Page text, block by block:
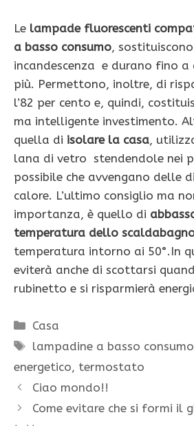
Le lampade fluorescenti
a basso consumo,
incandescenza e durano fino
più. Permettono, inoltre, di
l’82 per cento e, quindi,
ma intelligente investimento.
quella di isolare la casa,
lana di vetro stendendole nei
possibile che avvengano delle
calore. L’ultimo consiglio ma
importanza, è quello di
temperatura dello
temperatura intorno ai 50°.In
eviterà anche di scottarsi
rubinetto e si risparmierà
Categorie
Casa
Tag
lampadine a basso consumo
energetico, termostato
Ciao mondo!!
Come evitare che si formi il